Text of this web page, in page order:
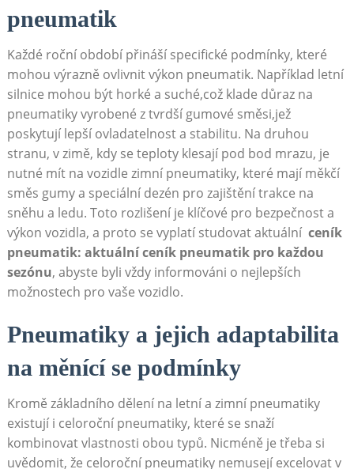
pneumatik
Každé roční období přináší specifické podmínky,⁣ které
mohou‌ výrazně ‍ovlivnit výkon pneumatik. Například‍ letní
silnice mohou být horké a suché,což klade důraz‌ na ​
pneumatiky‍ vyrobené z tvrdší‍ gumové směsi,jež‍
poskytují lepší ovladatelnost⁤ a stabilitu.​ Na druhou
stranu, v zimě, kdy se teploty‌ klesají pod bod ‍mrazu, je
nutné mít na vozidle⁢ zimní pneumatiky, ‌které mají měkčí
směs gumy a⁤ speciální dezén ‍pro zajištění trakce na
sněhu⁢ a ledu. Toto rozlišení je klíčové ⁤pro ⁤bezpečnost a
⁢výkon ⁢vozidla, a proto se vyplatí studovat aktuální ​ ceník
pneumatik: ⁤aktuální ⁣ceník pneumatik pro každou
⁢sezónu, abyste byli vždy⁤ informováni o ‌nejlepších
možnostech pro vaše vozidlo.
Pneumatiky a jejich adaptabilita ​
na měnící ‌se podmínky
Kromě základního dělení na letní‍ a zimní⁣ pneumatiky
existují i celoroční pneumatiky, které se snaží⁤
kombinovat vlastnosti obou typů. ‌Nicméně je třeba si
uvědomit,⁢ že celoroční pneumatiky ​nemusejí‍ excelovat v